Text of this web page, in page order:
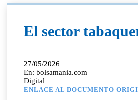
El sector
27/05/2026
En: bolsamania.com
Digital
ENLACE AL DOCUMENTO